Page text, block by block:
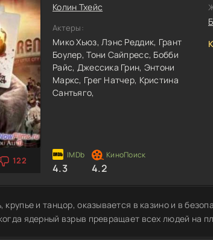
122
Колин Тхейс
Актеры:
Мико Хьюз,Лэнс Реддик, Грант
Боулер,Тони Сайпресс, Бобби
Райс, Джессика Грин, Энтони
Маркс, Грег Натчер, Кристина
Сантьяго,
4.3 4.2
и танцор, оказывается в казино и в
ядерный взрыв превращает всех людей на